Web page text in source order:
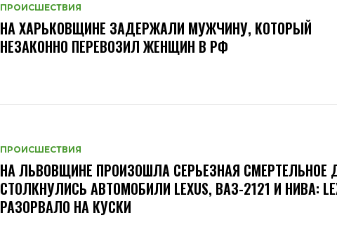
ПРОИСШЕСТВИЯ
НА ХАРЬКОВЩИНЕ ЗАДЕРЖАЛИ МУЖЧИНУ, КОТОРЫЙ
НЕЗАКОННО ПЕРЕВОЗИЛ ЖЕНЩИН В РФ
ПРОИСШЕСТВИЯ
НА ЛЬВОВЩИНЕ ПРОИЗОШЛА СЕРЬЕЗНАЯ
СТОЛКНУЛИСЬ АВТОМОБИЛИ LEXUS, ВАЗ-2121 И НИВА:
РАЗОРВАЛО НА КУСКИ